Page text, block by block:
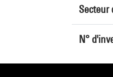
Secteur
N°